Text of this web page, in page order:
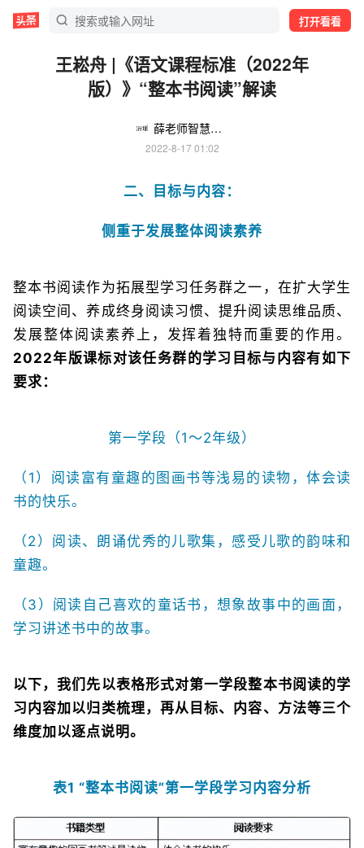
打开看看
王崧舟 |《语文课程标准（2022年
版）》“整本书阅读”解读
薛老师智慧阅读
2022-8-17 01:02
二、目标与内容：
侧重于发展整体阅读素养
整本书阅读作为拓展型学习任务群之一，在扩大学生
阅读空间、养成终身阅读习惯、提升阅读思维品质、
发展整体阅读素养上，发挥着独特而重要的作用。
2022年版课标对该任务群的学习目标与内容有如下
要求：
第一学段（1～2年级）
（1）阅读富有童趣的图画书等浅易的读物，体会读
书的快乐。
（2）阅读、朗诵优秀的儿歌集，感受儿歌的韵味和
童趣。
（3）阅读自己喜欢的童话书，想象故事中的画面，
学习讲述书中的故事。
以下，我们先以表格形式对第一学段整本书阅读的学
习内容加以归类梳理，再从目标、内容、方法等三个
维度加以逐点说明。
表1 “整本书阅读”第一学段学习内容分析